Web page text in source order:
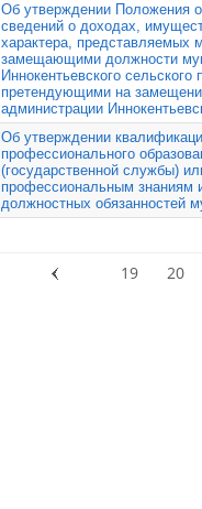
Об утверждении Положения
сведений о доходах,
характера,
замещающими должности
Иннокентьевского
претендующими на
администрации
Об утверждении
профессионального
(государственной службы)
профессиональным знаниям
должностных обязанностей
19 20